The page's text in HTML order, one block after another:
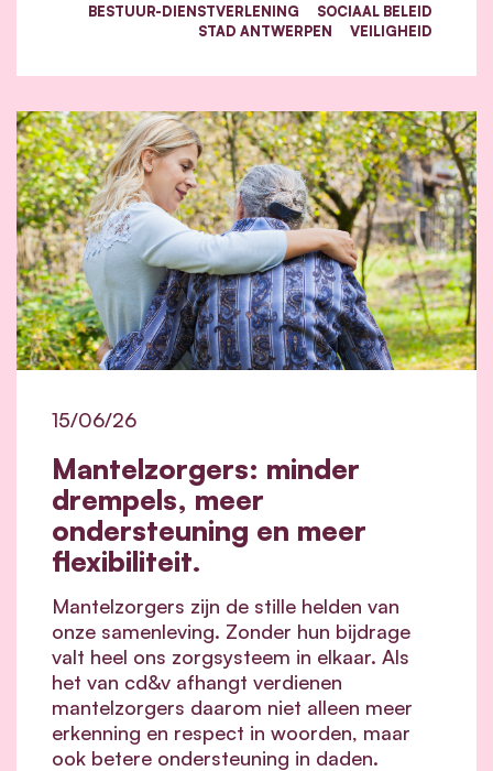
BESTUUR-DIENSTVERLENING
SOCIAAL BELEID
STAD ANTWERPEN
VEILIGHEID
Mantelzorgers: minder
drempels, meer
ondersteuning en meer
flexibiliteit.
15/06/26
Mantelzorgers zijn de stille helden van
onze samenleving. Zonder hun bijdrage
valt heel ons zorgsysteem in elkaar. Als
het van cd&v afhangt verdienen
mantelzorgers daarom niet alleen meer
erkenning en respect in woorden, maar
ook betere ondersteuning in daden.